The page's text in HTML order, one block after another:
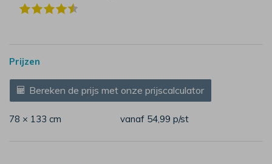
Prijzen
Bereken de prijs met onze prijscalculator
78 × 133 cm vanaf 54,99 p/st